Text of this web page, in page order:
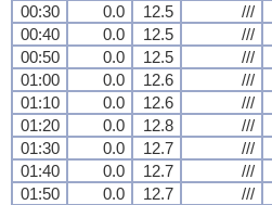
00:30
0.0 12.5 ///
00:40
0.0 12.5 ///
00:50
0.0 12.5 ///
01:00
0.0 12.6 ///
01:10
0.0 12.6 ///
01:20
0.0 12.8 ///
01:30
0.0 12.7 ///
01:40
0.0 12.7 ///
01:50
0.0 12.7 ///